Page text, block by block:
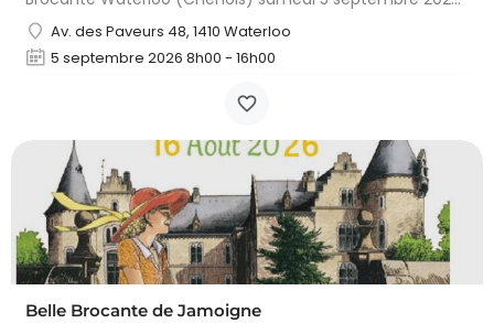
Av. des Paveurs 48, 1410 Waterloo
5 septembre 2026 8h00 - 16h00
Belle Brocante de Jamoigne